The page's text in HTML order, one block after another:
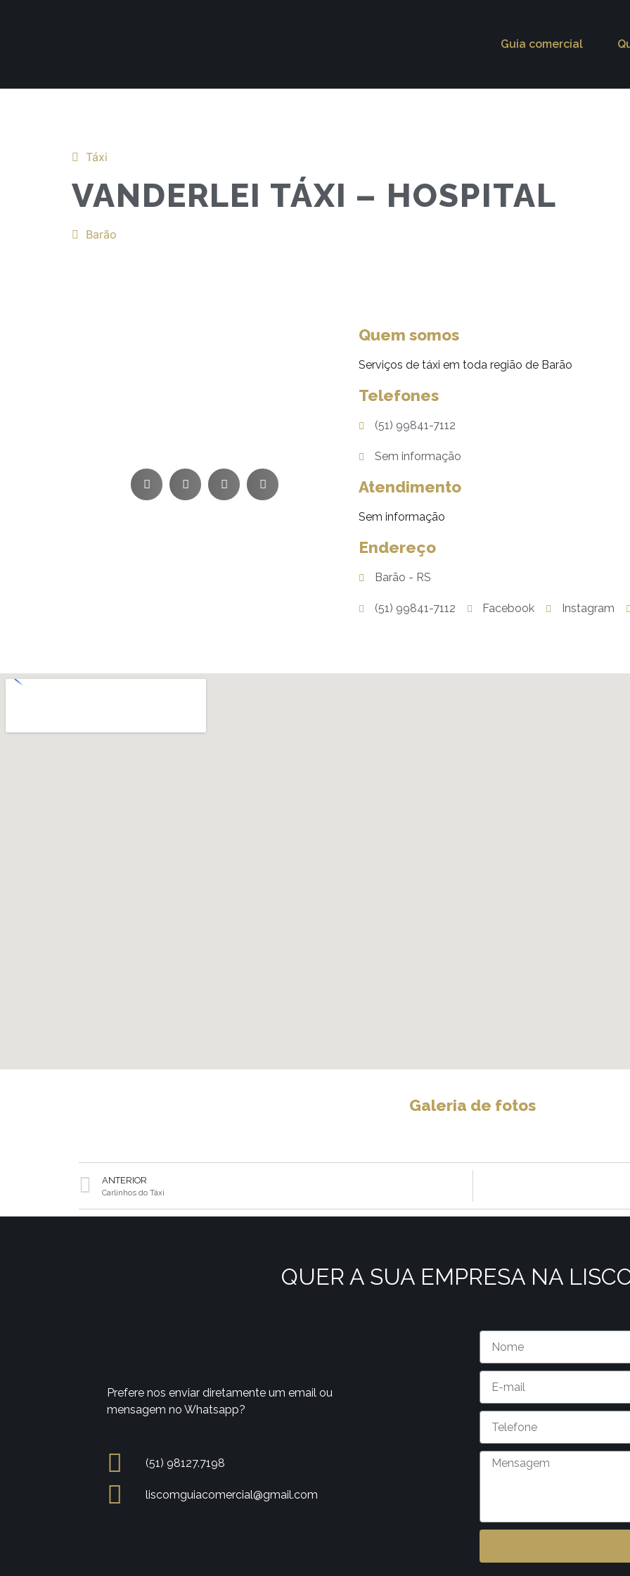
Guia comercial
Táxi
VANDERLEI TÁXI – HOSPITAL
Barão
Quem somos
Serviços de táxi em toda região de Barão
Telefones
(51) 99841-7112
Sem informação
Atendimento
Sem informação
Endereço
Barão - RS
(51) 99841-7112 Facebook Instagram
Galeria de fotos
ANTERIOR
Carlinhos do Táxi
QUER A SUA EMPRESA NA
Prefere nos enviar diretamente um email ou
mensagem no Whatsapp?
(51) 98127.7198
liscomguiacomercial@gmail.com